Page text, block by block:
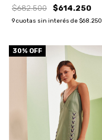
$682.500 $614.250
9cuotas sin interés de $68.250
30% OFF